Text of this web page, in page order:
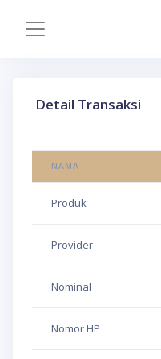
Detail Transaksi
NAMA
Produk
Provider
Nominal
Nomor HP